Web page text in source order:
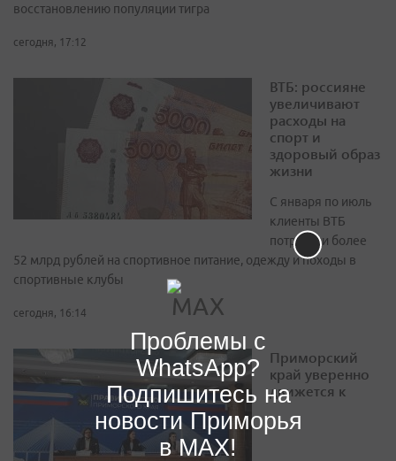
восстановлению популяции тигра
сегодня, 17:12
ВТБ: россияне
увеличивают
расходы на
спорт и
здоровый образ
жизни
С января по июль
клиенты ВТБ
потратили более
52 млрд рублей на спортивное питание, одежду и походы в
спортивные клубы
сегодня, 16:14
Приморский
край уверенно
движется к
Проблемы с
WhatsApp?
Подпишитесь на
новости Приморья
в MAX!